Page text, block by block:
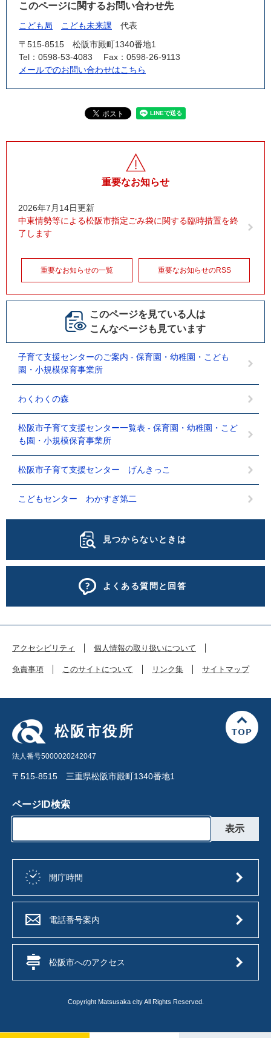
このページに関するお問い合わせ先
こども局 こども未来課
代表
〒515-8515
松阪市殿町1340番地1
Tel：0598-53-4083
Fax：0598-26-9113
メールでのお問い合わせはこちら
重要なお知らせ
2026年7月14日更新
中東情勢等による松阪市指定ごみ袋に関する臨時措置を終
了します
重要なお知らせの一覧 重要なお知らせのRSS
このページを見ている人は
こんなページも見ています
子育て支援センターのご案内 - 保育園・幼稚園・こども
園・小規模保育事業所
わくわくの森
松阪市子育て支援センター一覧表 - 保育園・幼稚園・こど
も園・小規模保育事業所
松阪市子育て支援センター げんきっこ
こどもセンター わかすぎ第二
見つからないときは
よくある質問と回答
アクセシビリティ 個人情報の取り扱いについて
免責事項 このサイトについて リンク集 サイトマップ
松阪市役所
法人番号5000020242047
〒515-8515 三重県松阪市殿町1340番地1
ページID検索
開庁時間
電話番号案内
松阪市へのアクセス
Copyright Matsusaka city All Rights Reserved.